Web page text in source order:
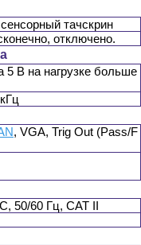
тачскрин
отключено.
5 В на нагрузке больше
, VGA, Trig Out (Pass/F
50/60 Гц, CAT II